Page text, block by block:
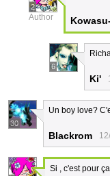
2
Author
6
Ki'
30
Un boy love?
Blackrom
Si , c'est pour